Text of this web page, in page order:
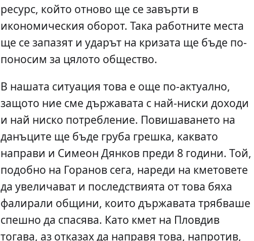
ресурс, който отново ще се завърти в
икономическия оборот. Така работните места
ще се запазят и ударът на кризата ще бъде по-
поносим за цялото общество.
В нашата ситуация това е още по-актуално,
защото ние сме държавата с най-ниски доходи
и най ниско потребление. Повишаването на
данъците ще бъде груба грешка, каквато
направи и Симеон Дянков преди 8 години. Той,
подобно на Горанов сега, нареди на кметовете
да увеличават и последствията от това бяха
фалирали общини, които държавата трябваше
спешно да спасява. Като кмет на Пловдив
тогава, аз отказах да направя това, напротив,